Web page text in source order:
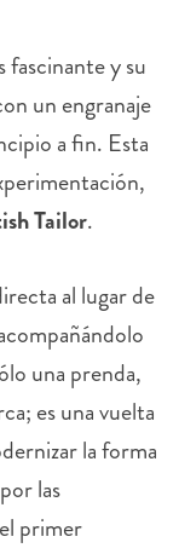
fascinante y su
un engranaje
a fin. Esta
Tailor.
al lugar de
una prenda,
es una vuelta
la forma
las
primer